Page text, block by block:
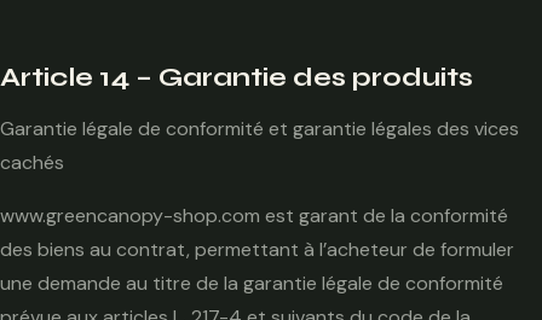
Article 14 – Garantie des produits
Garantie légale de conformité et garantie légales des vices
cachés
www.greencanopy-shop.com est garant de la conformité
des biens au contrat, permettant à l’acheteur de formuler
une demande au titre de la garantie légale de conformité